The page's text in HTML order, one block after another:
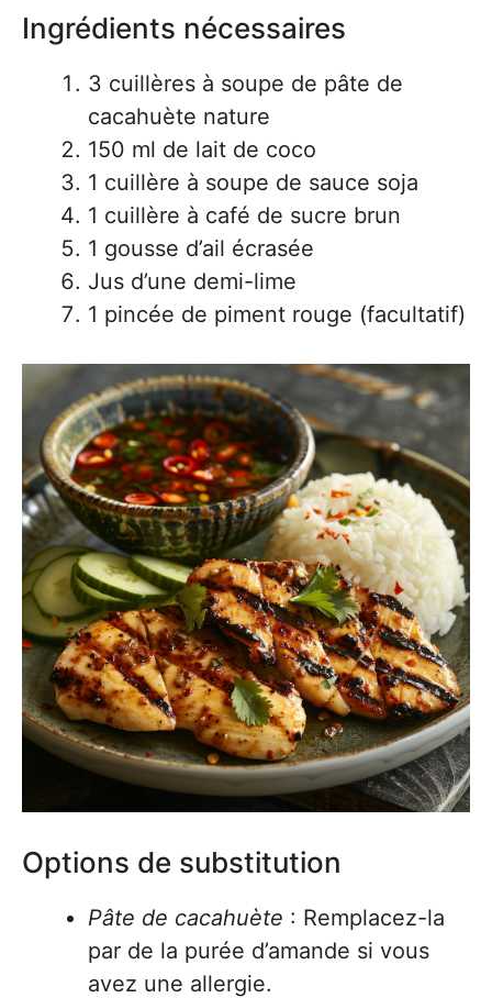
Ingrédients nécessaires
3 cuillères à soupe de pâte de
cacahuète nature
150 ml de lait de coco
1 cuillère à soupe de sauce soja
1 cuillère à café de sucre brun
1 gousse d’ail écrasée
Jus d’une demi-lime
1 pincée de piment rouge (facultatif)
Options de substitution
Pâte de cacahuète : Remplacez-la
par de la purée d’amande si vous
avez une allergie.